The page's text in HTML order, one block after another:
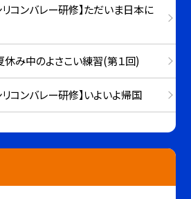
コンバレー研修】ただいま日本に
み中のよさこい練習(第１回)
コンバレー研修】いよいよ帰国